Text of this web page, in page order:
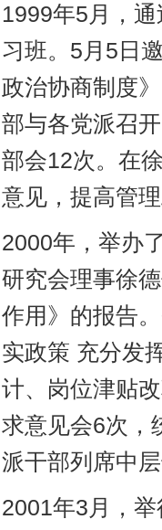
1999年5月，
习班。5月5日
政治协商制度
部与各党派召
部会12次。在
意见，提高管
2000年，举办
研究会理事徐
作用》的报告
实政策 充分发
计、岗位津贴
求意见会6次，
派干部列席中
2001年3月，